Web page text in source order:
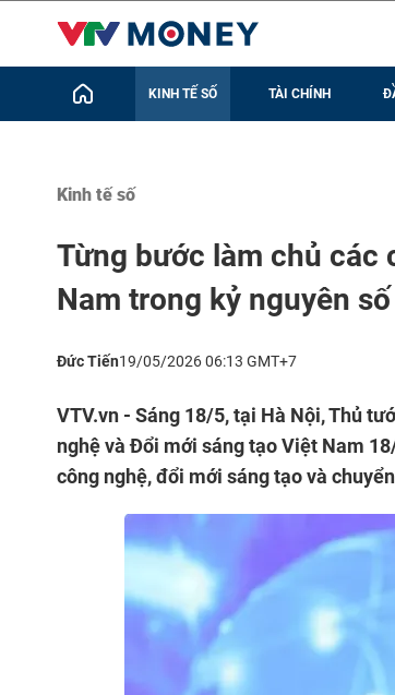
KINH TẾ SỐ TÀI CHÍNH
Kinh tế số
Từng bước làm chủ các
Nam trong kỷ nguyên số
Đức Tiến19/05/2026 06:13 GMT+7
VTV.vn - Sáng 18/5, tại Hà Nội, Thủ
nghệ và Đổi mới sáng tạo Việt Nam
công nghệ, đổi mới sáng tạo và